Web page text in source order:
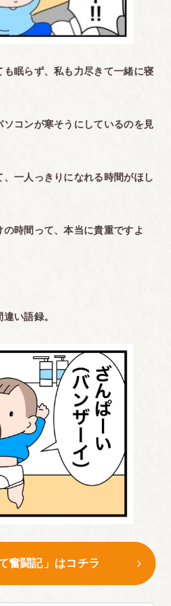
も眠らず、私も力尽きて一緒に寝
コンが寒そうにしているのを見
一人っきりになれる時間がほし
時間って、本当に貴重ですよ
い語録。
奮闘記」はコチラ